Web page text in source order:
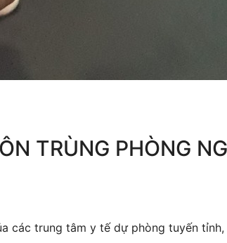
TRÙNG PHÒNG
các trung tâm y tế dự phòng tuyến